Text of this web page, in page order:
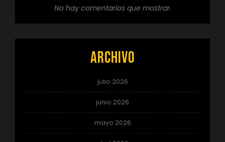
No hay comentarios que mostrar.
Archivo
julio 2026
junio 2026
mayo 2026